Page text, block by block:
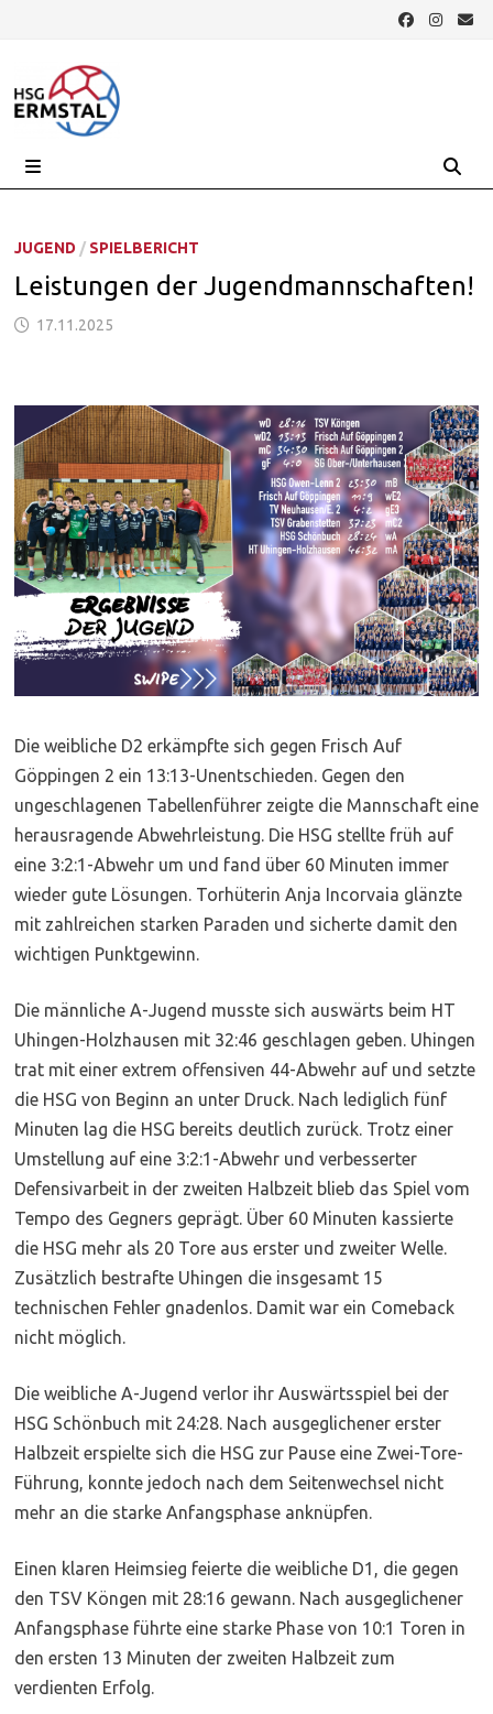
JUGEND / SPIELBERICHT
Leistungen der Jugendmannschaften!
17.11.2025
Die weibliche D2 erkämpfte sich gegen Frisch Auf
Göppingen 2 ein 13:13-Unentschieden. Gegen den
ungeschlagenen Tabellenführer zeigte die Mannschaft eine
herausragende Abwehrleistung. Die HSG stellte früh auf
eine 3:2:1-Abwehr um und fand über 60 Minuten immer
wieder gute Lösungen. Torhüterin Anja Incorvaia glänzte
mit zahlreichen starken Paraden und sicherte damit den
wichtigen Punktgewinn.
Die männliche A-Jugend musste sich auswärts beim HT
Uhingen-Holzhausen mit 32:46 geschlagen geben. Uhingen
trat mit einer extrem offensiven 44-Abwehr auf und setzte
die HSG von Beginn an unter Druck. Nach lediglich fünf
Minuten lag die HSG bereits deutlich zurück. Trotz einer
Umstellung auf eine 3:2:1-Abwehr und verbesserter
Defensivarbeit in der zweiten Halbzeit blieb das Spiel vom
Tempo des Gegners geprägt. Über 60 Minuten kassierte
die HSG mehr als 20 Tore aus erster und zweiter Welle.
Zusätzlich bestrafte Uhingen die insgesamt 15
technischen Fehler gnadenlos. Damit war ein Comeback
nicht möglich.
Die weibliche A-Jugend verlor ihr Auswärtsspiel bei der
HSG Schönbuch mit 24:28. Nach ausgeglichener erster
Halbzeit erspielte sich die HSG zur Pause eine Zwei-Tore-
Führung, konnte jedoch nach dem Seitenwechsel nicht
mehr an die starke Anfangsphase anknüpfen.
Einen klaren Heimsieg feierte die weibliche D1, die gegen
den TSV Köngen mit 28:16 gewann. Nach ausgeglichener
Anfangsphase führte eine starke Phase von 10:1 Toren in
den ersten 13 Minuten der zweiten Halbzeit zum
verdienten Erfolg.